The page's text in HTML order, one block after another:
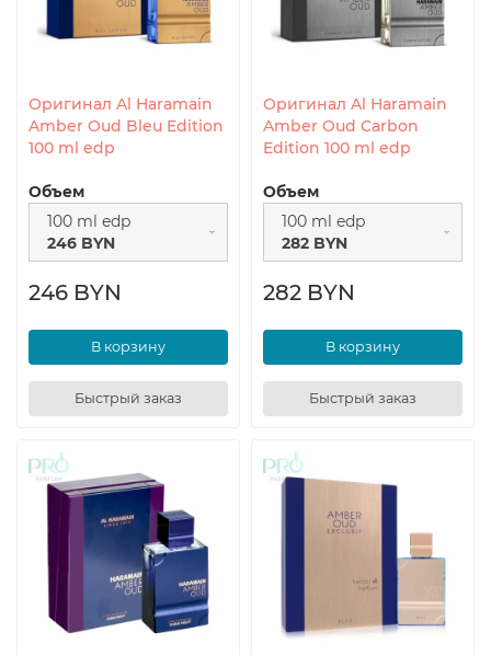
Оригинал Al Haramain
Amber Oud Bleu Edition
100 ml edp
Объем
100 ml edp
246 BYN
246 BYN
В корзину
Быстрый заказ
Оригинал Al Haramain
Amber Oud Carbon
Edition 100 ml edp
Объем
100 ml edp
282 BYN
282 BYN
В корзину
Быстрый заказ